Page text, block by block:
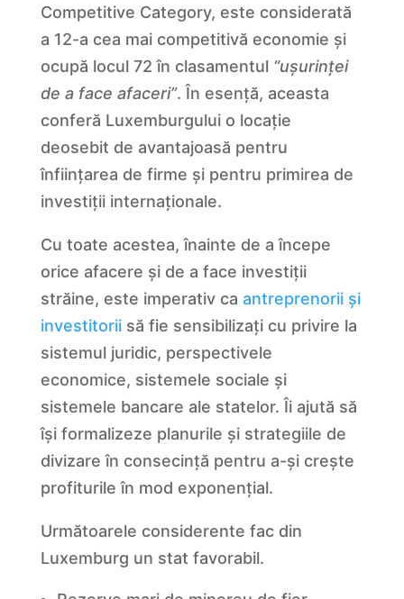
Competitive Category, este considerată
a 12-a cea mai competitivă economie și
ocupă locul 72 în clasamentul “ușurinței
de a face afaceri”. În esență, aceasta
conferă Luxemburgului o locație
deosebit de avantajoasă pentru
înființarea de firme și pentru primirea de
investiții internaționale.
Cu toate acestea, înainte de a începe
orice afacere și de a face investiții
străine, este imperativ ca antreprenorii și
investitoriisă fie sensibilizați cu privire la
sistemul juridic, perspectivele
economice, sistemele sociale și
sistemele bancare ale statelor. Îi ajută să
își formalizeze planurile și strategiile de
divizare în consecință pentru a-și crește
profiturile în mod exponențial.
Următoarele considerente fac din
Luxemburg un stat favorabil.